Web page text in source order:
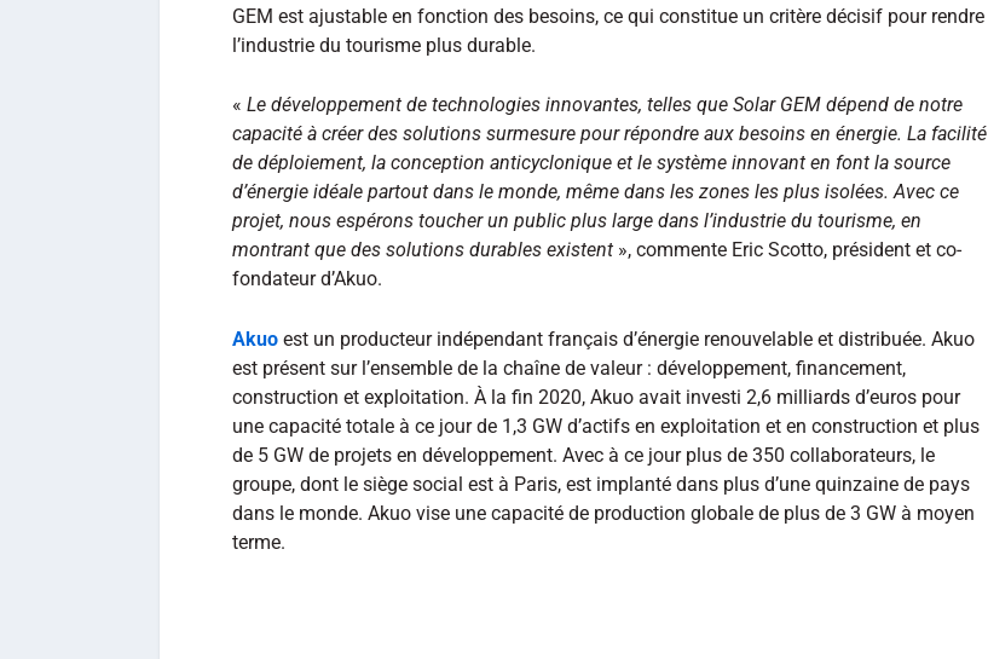
GEM est ajustable en fonction des besoins, ce qui constitue un critère décisif pour rendre
l’industrie du tourisme plus durable.
« Le développement de technologies innovantes, telles que Solar GEM dépend de notre
capacité à créer des solutions surmesure pour répondre aux besoins en énergie. La facilité
de déploiement, la conception anticyclonique et le système innovant en font la source
d’énergie idéale partout dans le monde, même dans les zones les plus isolées. Avec ce
projet, nous espérons toucher un public plus large dans l’industrie du tourisme, en
montrant que des solutions durables existent », commente Eric Scotto, président et co-
fondateur d’Akuo.
Akuo est un producteur indépendant français d’énergie renouvelable et distribuée. Akuo
est présent sur l’ensemble de la chaîne de valeur : développement, financement,
construction et exploitation. À la fin 2020, Akuo avait investi 2,6 milliards d’euros pour
une capacité totale à ce jour de 1,3 GW d’actifs en exploitation et en construction et plus
de 5 GW de projets en développement. Avec à ce jour plus de 350 collaborateurs, le
groupe, dont le siège social est à Paris, est implanté dans plus d’une quinzaine de pays
dans le monde. Akuo vise une capacité de production globale de plus de 3 GW à moyen
terme.